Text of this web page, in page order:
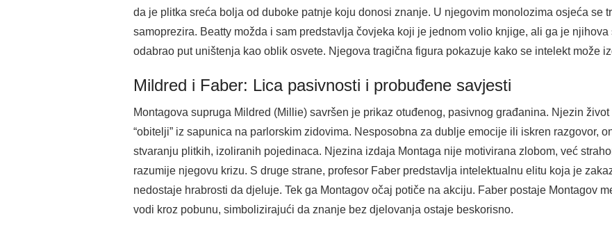
da je plitka sreća bolja od duboke patnje koju donosi znanje. U njegovim monolozima osjeća se
samoprezira. Beatty možda i sam predstavlja čovjeka koji je jednom volio knjige, ali ga je
odabrao put uništenja kao oblik osvete. Njegova tragična figura pokazuje kako se intelekt može
Mildred i Faber: Lica pasivnosti i probuđene savjesti
Montagova supruga Mildred (Millie) savršen je prikaz otuđenog, pasivnog građanina. Njezin
“obitelji” iz sapunica na parlorskim zidovima. Nesposobna za dublje emocije ili iskren razgovor,
stvaranju plitkih, izoliranih pojedinaca. Njezina izdaja Montaga nije motivirana zlobom, već
razumije njegovu krizu. S druge strane, profesor Faber predstavlja intelektualnu elitu koja je
nedostaje hrabrosti da djeluje. Tek ga Montagov očaj potiče na akciju. Faber postaje Montagov
vodi kroz pobunu, simbolizirajući da znanje bez djelovanja ostaje beskorisno.